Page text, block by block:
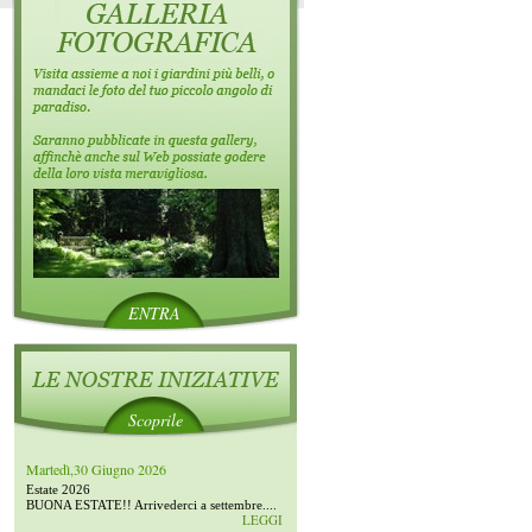
ENTRA
Scoprile
Martedì,30 Giugno 2026
Estate 2026
BUONA ESTATE!! Arrivederci a settembre....
LEGGI